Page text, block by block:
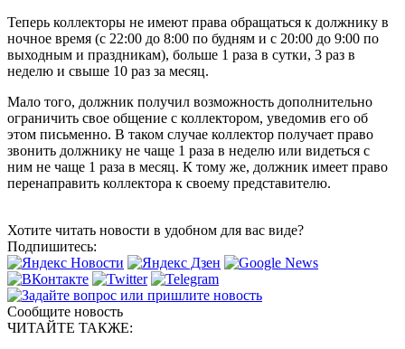
Теперь коллекторы не имеют права обращаться к должнику в
ночное время (с 22:00 до 8:00 по будням и с 20:00 до 9:00 по
выходным и праздникам), больше 1 раза в сутки, 3 раз в
неделю и свыше 10 раз за месяц.
Мало того, должник получил возможность дополнительно
ограничить свое общение с коллектором, уведомив его об
этом письменно. В таком случае коллектор получает право
звонить должнику не чаще 1 раза в неделю или видеться с
ним не чаще 1 раза в месяц. К тому же, должник имеет право
перенаправить коллектора к своему представителю.
Хотите читать новости в удобном для вас виде?
Подпишитесь:
Сообщите новость
ЧИТАЙТЕ ТАКЖЕ: